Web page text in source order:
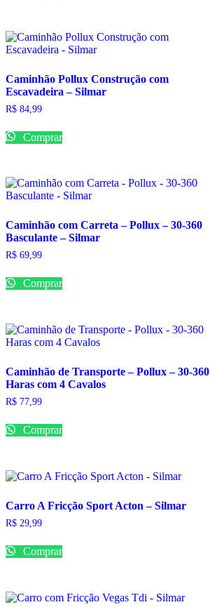
Caminhão Pollux Construção com
Escavadeira – Silmar
R$ 84,99
Comprar
Caminhão com Carreta – Pollux – 30-360
Basculante – Silmar
R$ 69,99
Comprar
Caminhão de Transporte – Pollux – 30-360
Haras com 4 Cavalos
R$ 77,99
Comprar
Carro A Fricção Sport Acton – Silmar
R$ 29,99
Comprar